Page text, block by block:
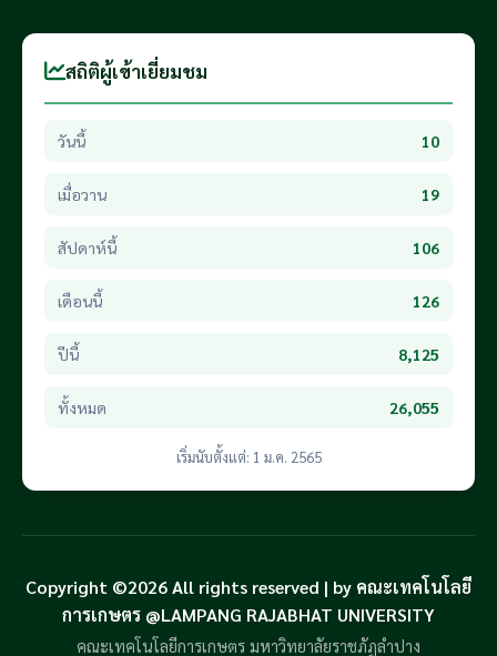
สถิติผู้เข้าเยี่ยมชม
วันนี้ 10
เมื่อวาน 19
สัปดาห์นี้ 106
เดือนนี้ 126
ปีนี้ 8,125
ทั้งหมด 26,055
เริ่มนับตั้งแต่: 1 ม.ค. 2565
Copyright ©2026 All rights reserved | by คณะเทคโนโลยี
การเกษตร @LAMPANG RAJABHAT UNIVERSITY
คณะเทคโนโลยีการเกษตร มหาวิทยาลัยราชภัฏลำปาง